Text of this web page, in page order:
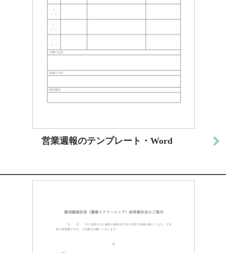
営業週報のテンプレート・Word